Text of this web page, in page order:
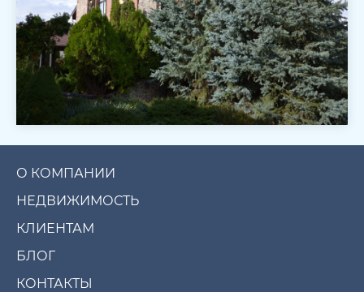
О КОМПАНИИ
НЕДВИЖИМОСТЬ
КЛИЕНТАМ
БЛОГ
КОНТАКТЫ